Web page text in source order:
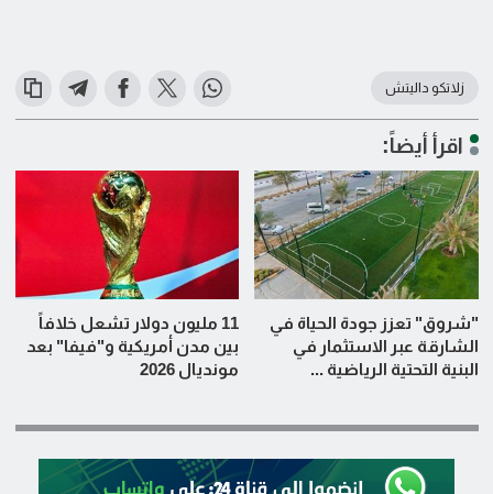
زلاتكو داليتش
اقرأ أيضاً:
"شروق" تعزز جودة الحياة في
الشارقة عبر الاستثمار في
البنية التحتية الرياضية ...
11 مليون دولار تشعل خلافاً
بين مدن أمريكية و"فيفا" بعد
مونديال 2026